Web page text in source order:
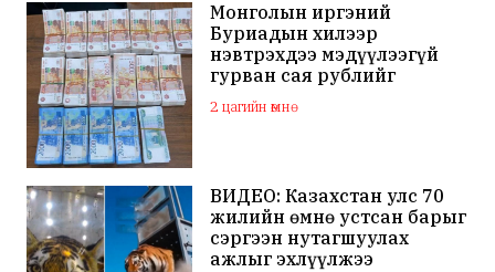
Монголын иргэний
Буриадын хилээр
нэвтрэхдээ мэдүүлээгүй
гурван сая рублийг
хураажээ
2 цагийн өмнө
ВИДЕО: Казахстан улс 70
жилийн өмнө устсан барыг
сэргээн нутагшуулах
ажлыг эхлүүлжээ